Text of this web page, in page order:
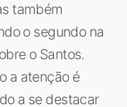
também
o segundo na
o Santos.
a atenção é
a se destacar